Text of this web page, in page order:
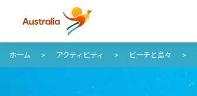
コンテンツへスキップ
フッターナビゲーションへスキップ
ホーム アクティビティ ビーチと島々